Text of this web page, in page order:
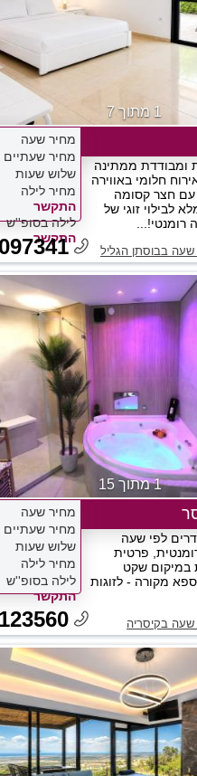
1 מתוך 7
ומבודדת ממתינה
חלומי באווירה
עם חצר קסומה
לבילוי זוגי של
שעה בבוסתן הגליל
מחיר שעה
מחיר שעתיים
שלוש שעות
מחיר לילה
התקשר
לילה בסופ''ש
התקשר
1 מתוך 15
לפי שעה
פרטית
במיקום שקט
מקורה - לזוגות
שעה בקיסריה
מחיר שעה
מחיר שעתיים
שלוש שעות
מחיר לילה
לילה בסופ''ש
התקשר